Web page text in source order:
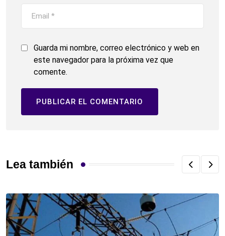
Guarda mi nombre, correo electrónico y web en
este navegador para la próxima vez que
comente.
Lea también